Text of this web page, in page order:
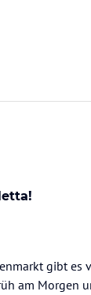
gibt es
am Morgen